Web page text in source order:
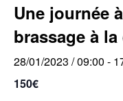
Une journée
brassage à
28/01/2023 / 09:00 -
150€